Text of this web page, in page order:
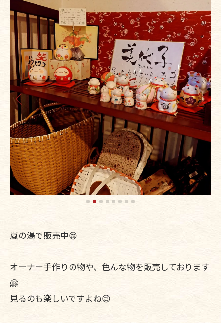
嵐の湯で販売中😁
オーナー手作りの物や、色んな物を販売しております
🤗
見るのも楽しいですよね😉